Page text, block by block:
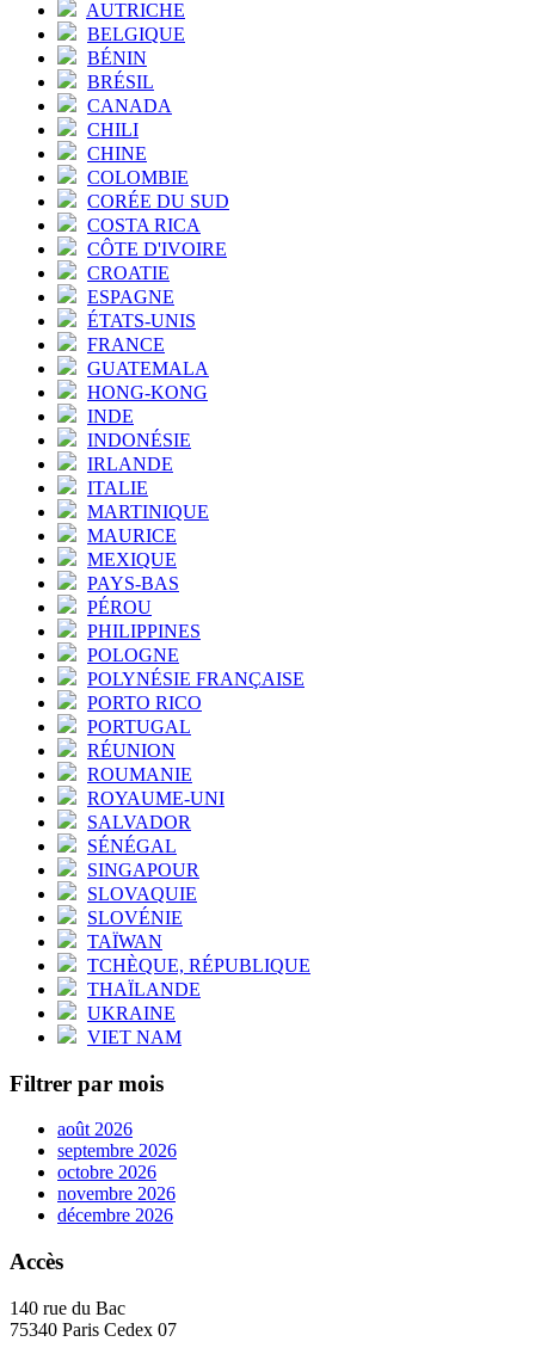
AUTRICHE
BELGIQUE
BÉNIN
BRÉSIL
CANADA
CHILI
CHINE
COLOMBIE
CORÉE DU SUD
COSTA RICA
CÔTE D'IVOIRE
CROATIE
ESPAGNE
ÉTATS-UNIS
FRANCE
GUATEMALA
HONG-KONG
INDE
INDONÉSIE
IRLANDE
ITALIE
MARTINIQUE
MAURICE
MEXIQUE
PAYS-BAS
PÉROU
PHILIPPINES
POLOGNE
POLYNÉSIE FRANÇAISE
PORTO RICO
PORTUGAL
RÉUNION
ROUMANIE
ROYAUME-UNI
SALVADOR
SÉNÉGAL
SINGAPOUR
SLOVAQUIE
SLOVÉNIE
TAÏWAN
TCHÈQUE, RÉPUBLIQUE
THAÏLANDE
UKRAINE
VIET NAM
Filtrer par mois
août 2026
septembre 2026
octobre 2026
novembre 2026
décembre 2026
Accès
140 rue du Bac
75340 Paris Cedex 07